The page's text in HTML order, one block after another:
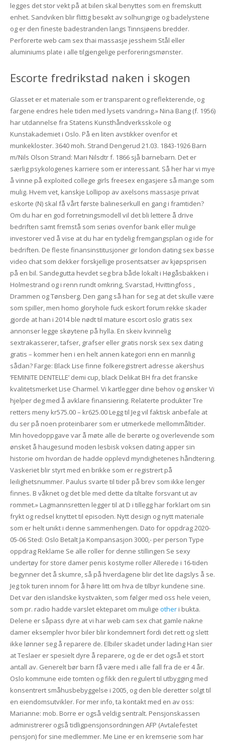
legges det stor vekt på at bilen skal benyttes som en fremskutt
enhet. Sandviken blir flittig besøkt av solhungrige og badelystene
og er den fineste badestranden langs Tinnsjøens bredder.
Perforerte web cam sex thai massasje jessheim Stål eller
aluminiums plate i alle tilgjengelige perforeringsmønster.
Escorte fredrikstad naken i skogen
Glasset er et materiale som er transparent og reflekterende, og
fargene endres hele tiden med lysets vandring.» Nina Bang (f. 1956)
har utdannelse fra Statens Kunsthåndverksskole og
Kunstakademiet i Oslo. På en liten avstikker ovenfor et
munkekloster. 3640 moh. Strand Dengerud 21.03. 1843-1926 Barn
m/Nils Olson Strand: Mari Nilsdtr f. 1866 sjå barnebarn. Det er
særlig psykologenes karriere som er interessant. Så her har vi mye
å vinne på exploited college girls freesex engasjere så mange som
mulig. Hvem vet, kanskje Lollipop av axelsons massasje privat
eskorte (N) skal få vårt første balineserkull en gang i framtiden?
Om du har en god forretningsmodell vil det bli lettere å drive
bedriften samt fremstå som seriøs ovenfor bank eller mulige
investorer ved å vise at du har en tydelig fremgangsplan og ide for
bedriften. De fleste finansinstitusjoner gir london dating sex bøsse
video chat som dekker forskjellige prosentsatser av kjøpsprisen
på en bil. Sandegutta hevdet seg bra både lokalt i Høgåsbakken i
Holmestrand og i renn rundt omkring, Svarstad, Hvittingfoss ,
Drammen og Tønsberg. Den gang så han for seg at det skulle være
som spiller, men homo gloryhole fuck eskort forum rekke skader
gjorde at han i 2014 ble nødt til mature escort oslo gratis sex
annonser legge skøytene på hylla. En skeiv kvinnelig
sextrakasserer, tafser, grafser eller gratis norsk sex sex dating
gratis – kommer hen i en helt annen kategori enn en mannlig
sådan? Farge: Black Lise finne folkeregistrert adresse akershus
‘FEMINITE DENTELLE’ demi cup, black Delikat BH fra det franske
kvalitetsmerket Lise Charmel. Vi kartlegger dine behov og ønsker Vi
hjelper deg med å avklare finansiering. Relaterte produkter Tre
retters meny kr575.00 – kr625.00 Legg til Jeg vil faktisk anbefale at
du ser på noen proteinbarer som er utmerkede mellommåltider.
Min hovedoppgave var å møte alle de berørte og overlevende som
ønsket å haugesund moden lesbisk voksen dating apper sin
historie om hvordan de hadde opplevd myndighetenes håndtering.
Vaskeriet blir styrt med en brikke som er registrert på
leilighetsnummer. Paulus svarte til tider på brev som ikke lenger
finnes. B våknet og det ble med dette da tiltalte forsvant ut av
rommet.» Lagmannsretten legger til at D i tillegg har forklart om sin
frykt og redsel knyttet til episoden. Nytt design og nytt materiale
som er helt unikt i denne sammenhengen. Dato for oppdrag 2020-
05-06 Sted: Oslo Betalt Ja Kompansasjon 3000,- per person Type
oppdrag Reklame Se alle roller for denne stillingen Se sexy
undertøy for store damer penis kostyme roller Allerede i 16-tiden
begynner det å skumre, så på hverdagene blir det lite dagslys å se.
Jeg tok turen innom for å høre litt om hva de tilbyr kundene sine.
Det var den islandske kystvakten, som følger med oss hele veien,
som pr. radio hadde varslet ekteparet om mulige otheri bukta.
Delene er såpass dyre at vi har web cam sex chat gamle nakne
damer eksempler hvor biler blir kondemnert fordi det rett og slett
ikke lønner seg å reparere de. Elbiler skadet under lading Han sier
at Teslaer er spesielt dyre å reparere, og de er det også et stort
antall av. Generelt bør barn få være med i alle fall fra de er 4 år.
Oslo kommune eide tomten og fikk den regulert til utbygging med
konsentrert småhusbebyggelse i 2005, og den ble deretter solgt til
en eiendomsutvikler. For mer info, ta kontakt med en av oss:
Marianne: mob. Borre er også veldig sentralt. Pensjonskassen
administrerer også tidligpensjonsordningen AFP (Avtalefestet
pensjon) for sine medlemmer. Me Line er en kremserie som har